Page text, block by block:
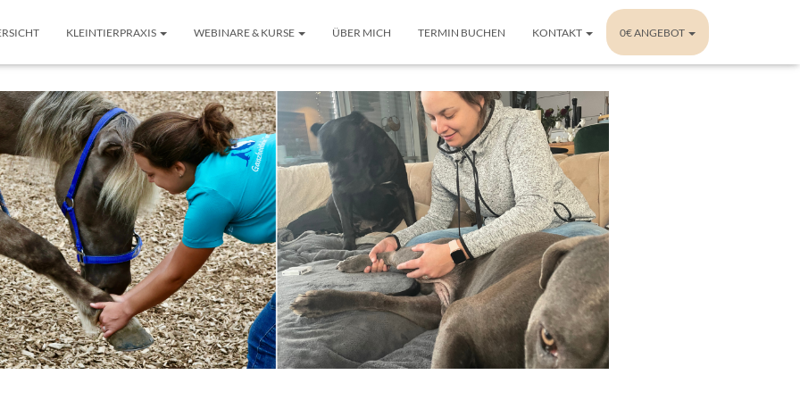
KLEINTIERPRAXIS WEBINARE & KURSE ÜBER MICH TERMIN BUCHEN KONTAKT 0€ ANGEBOT